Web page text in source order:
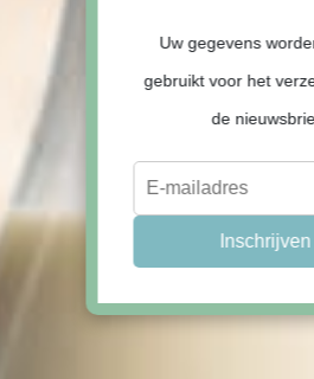
Uw gegevens
gebruikt voor het
de
Inschrijven